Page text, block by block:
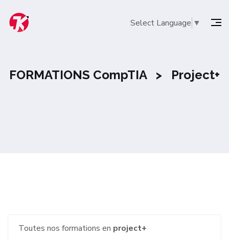
Select Language ▼
FORMATIONS CompTIA > Project+
Toutes nos formations en project+